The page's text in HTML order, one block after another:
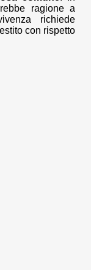
ragione a
richiede
con rispetto